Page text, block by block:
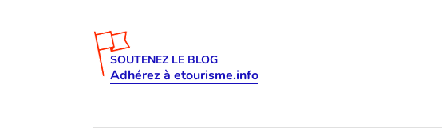
SOUTENEZ LE BLOG
Adhérez à etourisme.info